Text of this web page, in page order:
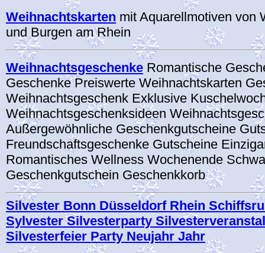
Weihnachtskarten mit Aquarellmotiven von
und Burgen am Rhein
Weihnachtsgeschenke Romantische
Geschenke Preiswerte Weihnachtskarten
Weihnachtsgeschenk Exklusive
Weihnachtsgeschenksideen
Außergewöhnliche Geschenkgutscheine
Freundschaftsgeschenke Gutscheine
Romantisches Wellness Wochenende
Geschenkgutschein Geschenkkorb
Silvester Bonn Düsseldorf Rhein
Sylvester Silvesterparty
Silvesterfeier Party Neujahr Jahr